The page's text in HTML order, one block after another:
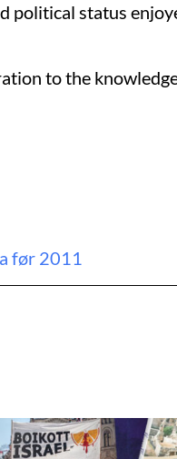
political status
to the
før 2011